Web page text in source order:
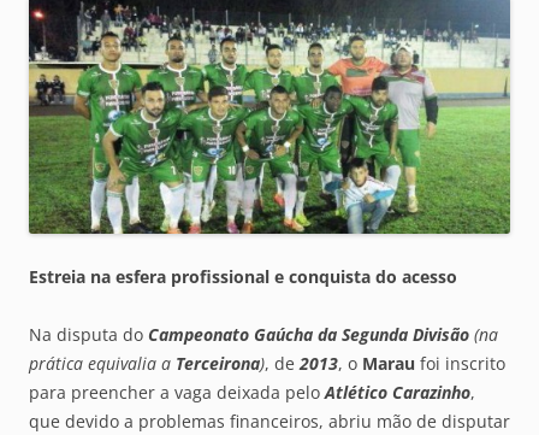
Estreia na esfera profissional e conquista do acesso
Na disputa do Campeonato Gaúcha da Segunda Divisão (na
prática equivalia a Terceirona), de2013, o Marau foi inscrito
para preencher a vaga deixada peloAtlético Carazinho,
que devido a problemas financeiros, abriu mão de disputar